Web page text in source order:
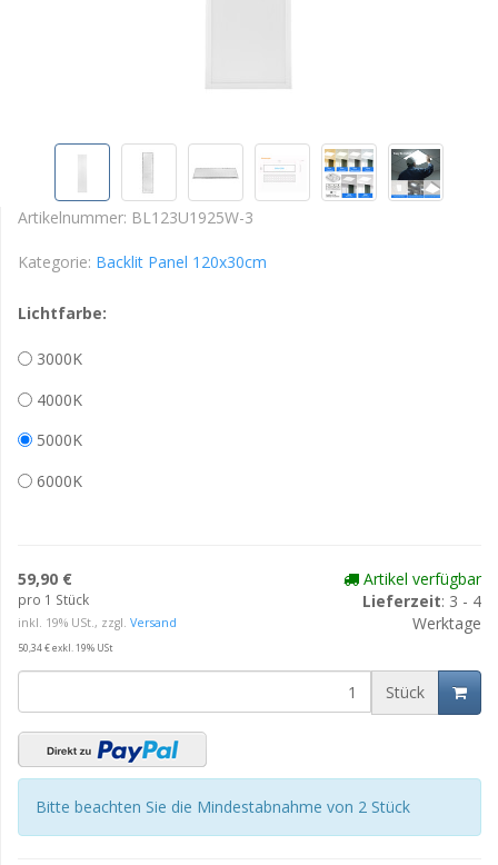
Artikelnummer: BL123U1925W-3
Kategorie: Backlit Panel 120x30cm
Lichtfarbe:
3000K
4000K
5000K
6000K
59,90 €
pro 1 Stück
inkl. 19% USt., zzgl. Versand
50,34 € exkl. 19% USt
Artikel verfügbar
Lieferzeit: 3 - 4
Werktage
Stück
Bitte beachten Sie die Mindestabnahme von 2 Stück